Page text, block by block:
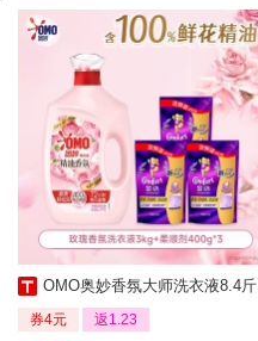
OMO奥妙香氛大师洗衣液8.4斤
券4元 返1.23